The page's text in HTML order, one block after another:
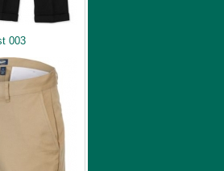
003